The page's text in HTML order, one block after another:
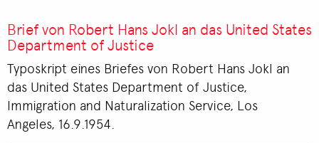
von
Magda
Jokl
an
das
United
States
Brief von Robert Hans Jokl an das United States
Department of Justice
Typoskript eines Briefes von Robert Hans Jokl an
das United States Department of Justice,
Immigration and Naturalization Service, Los
Angeles, 16.9.1954.